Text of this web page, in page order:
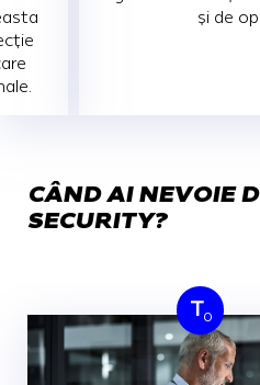
și de
CÂND AI NEVOIE
SECURITY?
T0